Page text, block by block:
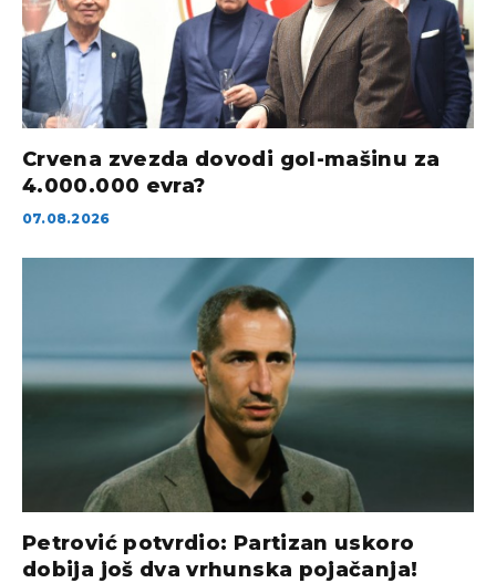
Crvena zvezda dovodi gol-mašinu za
4.000.000 evra?
07.08.2026
Petrović potvrdio: Partizan uskoro
dobija još dva vrhunska pojačanja!